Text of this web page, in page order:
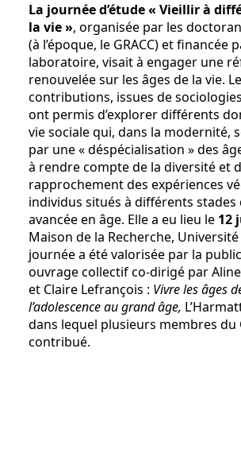
La journée d’étude « Vieillir à
la vie », organisée par les
(à l’époque, le GRACC) et financée
laboratoire, visait à engager une
renouvelée sur les âges de la vie.
contributions, issues de
ont permis d’explorer différents
vie sociale qui, dans la modernité,
par une « déspécialisation » des
à rendre compte de la diversité et
rapprochement des expériences
individus situés à différents stades
avancée en âge. Elle a eu lieu le 12
Maison de la Recherche,
journée a été valorisée par la
ouvrage collectif co-dirigé par
et Claire Lefrançois : Vivre les âges
l’adolescence au grand âge,
dans lequel plusieurs membres du
contribué.